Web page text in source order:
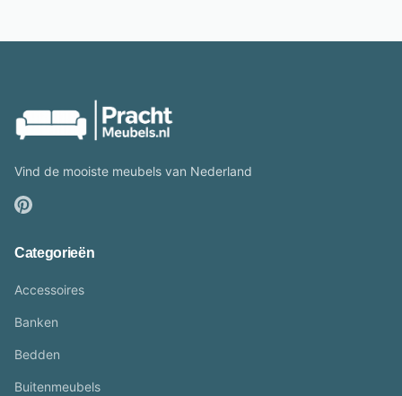
Vind de mooiste meubels van Nederland
Categorieën
Accessoires
Banken
Bedden
Buitenmeubels